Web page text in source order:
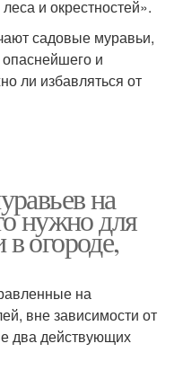
и окрестностей».
садовые муравьи,
и
ли избавляться от
на
нужно для
огороде,
на
вне зависимости от
два действующих